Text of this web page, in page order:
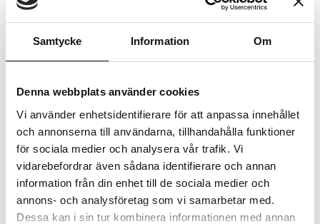
Samtycke Information Om
Denna webbplats använder cookies
Vi använder enhetsidentifierare för att anpassa innehållet
och annonserna till användarna, tillhandahålla funktioner
för sociala medier och analysera vår trafik. Vi
vidarebefordrar även sådana identifierare och annan
information från din enhet till de sociala medier och
annons- och analysföretag som vi samarbetar med.
Dessa kan i sin tur kombinera informationen med annan
Fritidsyxa med hickoryskaft 380mm
Fritidsyxa med droppsmitt huvud på 0,55 kg med
livslängd.
Finns i lager (1 st)
Inkl. moms: 300 kr
Lägg i varukorgen